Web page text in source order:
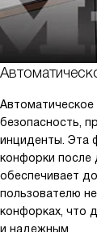
безопасность,
инциденты. Эта
конфорки после
обеспечивает
пользователю
конфорках, что
и надежным.